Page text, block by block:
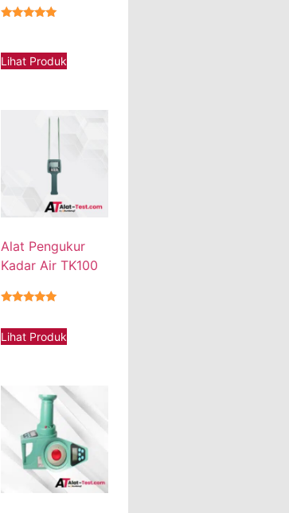
Lihat Produk
Alat Pengukur
Kadar Air TK100
Lihat Produk